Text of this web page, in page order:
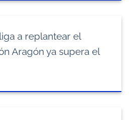
a replantear el
Aragón ya supera el